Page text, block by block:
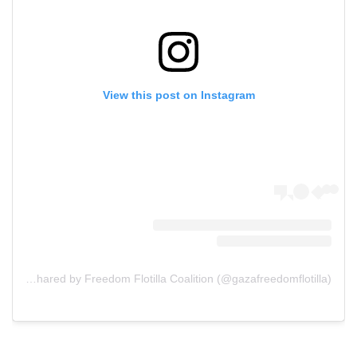
View this post on Instagram
A post shared by Freedom Flotilla Coalition (@gazafreedomflotilla)